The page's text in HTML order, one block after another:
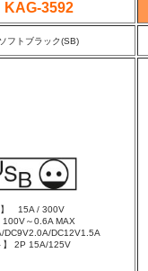
KAG-3592
ソフトブラック(SB)
】 15A / 300V
100V～0.6A MAX
DC9V2.0A/DC12V1.5A
】 2P 15A/125V